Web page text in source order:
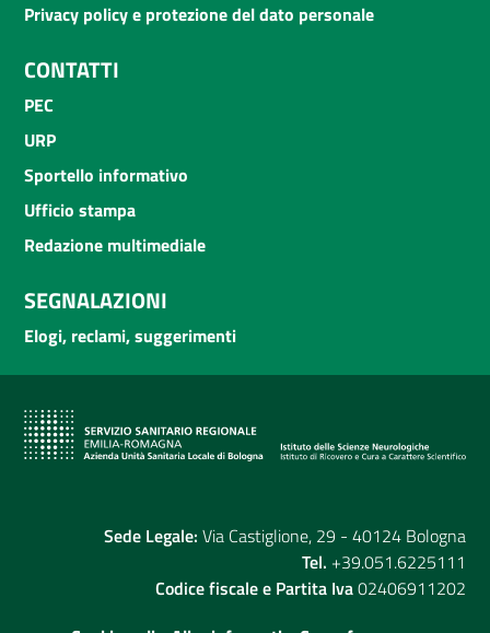
Privacy policy e protezione del dato personale
CONTATTI
PEC
URP
Sportello informativo
Ufficio stampa
Redazione multimediale
SEGNALAZIONI
Elogi, reclami, suggerimenti
Sede Legale: Via Castiglione, 29 - 40124 Bologna
Tel. +39.051.6225111
Codice fiscale e Partita Iva02406911202